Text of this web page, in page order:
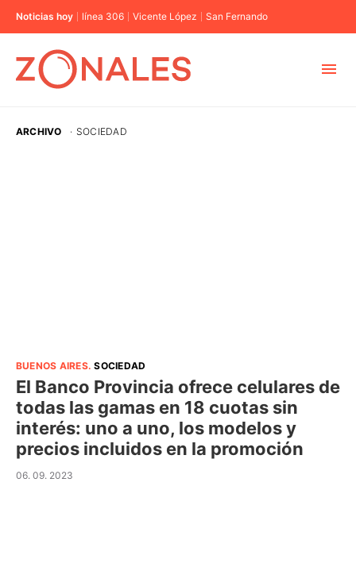
Noticias hoy línea 306 Vicente López San Fernando
ARCHIVO · SOCIEDAD
BUENOS AIRES.SOCIEDAD
El Banco Provincia ofrece celulares de
todas las gamas en 18 cuotas sin
interés: uno a uno, los modelos y
precios incluidos en la promoción
06. 09. 2023